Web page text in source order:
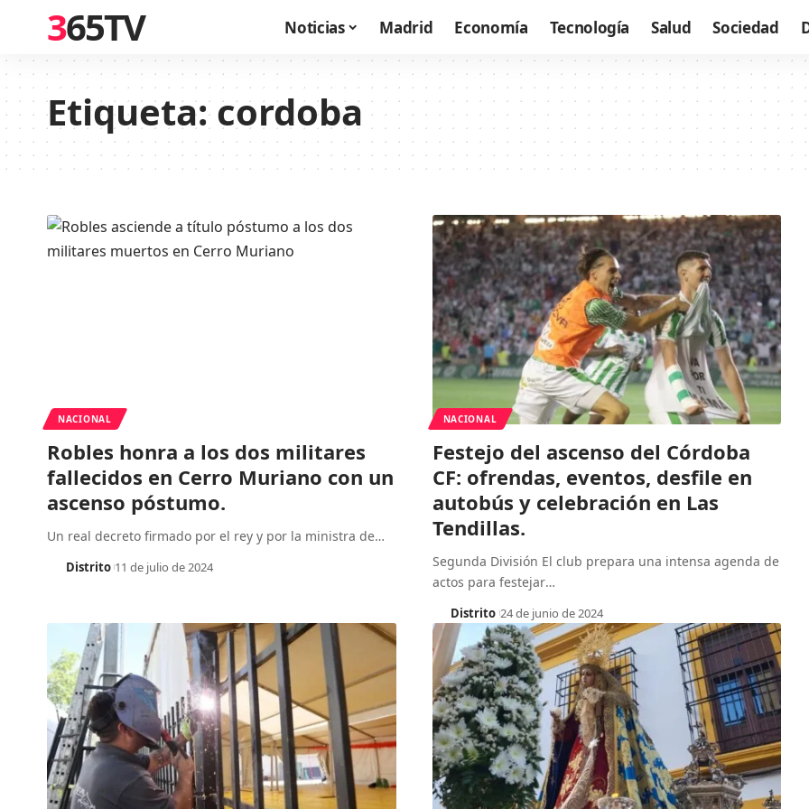
365TV Noticias Madrid Economía Tecnología Salud Sociedad
Etiqueta:cordoba
NACIONAL
Robles honra a los dos militares
fallecidos en Cerro Muriano con un
ascenso póstumo.
Un real decreto firmado por el rey y por la ministra de…
Distrito 11 de julio de 2024
NACIONAL
Festejo del ascenso del Córdoba
CF: ofrendas, eventos, desfile en
autobús y celebración en Las
Tendillas.
Segunda División El club prepara una intensa agenda de
actos para festejar…
Distrito 24 de junio de 2024